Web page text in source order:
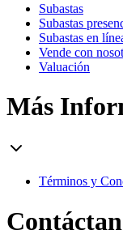
Subastas
Subastas
Subastas en
Vende con
Valuación
Más
Términos y